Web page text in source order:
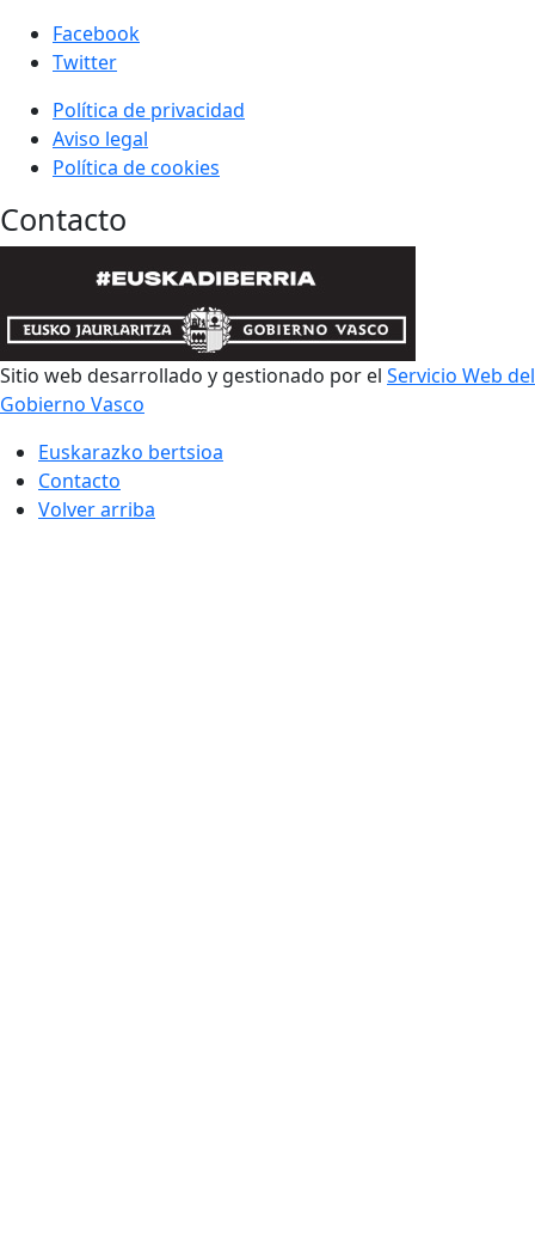
Facebook
Twitter
Política de privacidad
Aviso legal
Política de cookies
Contacto
Sitio web desarrollado y gestionado por el Servicio Web del
Gobierno Vasco
Euskarazko bertsioa
Contacto
Volver arriba